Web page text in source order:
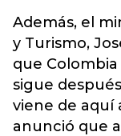
Además, el
y Turismo,
que
sigue
viene de aquí
anunció que